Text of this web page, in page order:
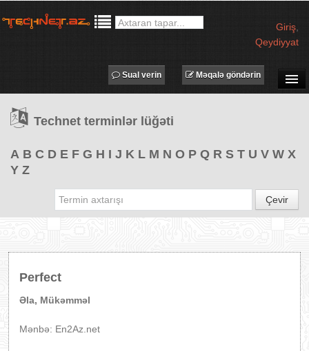
Giriş
Qeydiyyat
TƏDBİRLƏR
PROQRAMLAR
Məqalə göndərin
Sual verin
Technet terminlər lüğəti
A B C D E F G H I J K L M N O P Q R S T U V W X
Y Z
Çevir
Perfect
Əla, Mükəmməl
Mənbə: En2Az.net